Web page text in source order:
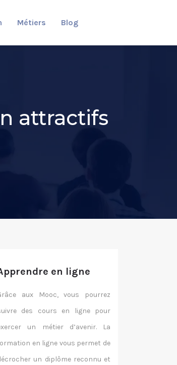
Métiers Blog
attractifs
en ligne
aux Mooc, vous pourrez
des cours en ligne pour
un métier d’avenir. La
en ligne vous permet de
un diplôme reconnu et